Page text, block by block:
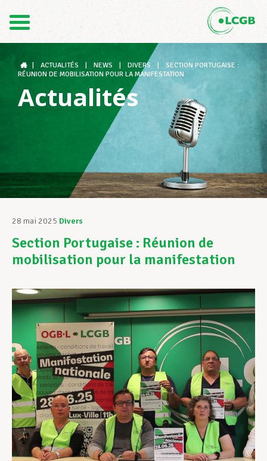
DE
Le LCGB
Structures syndicales
Assistance au Travail
Vos droits
Assistance en vie privée
Développement professionnel
Devenir Membre
Actualités
ACTUALITÉS NEWS DIVERS
SECTION PORTUGAISE :
RÉUNION DE MOBILISATION POUR LA MANIFESTATION
Actualités
28 mai 2025 Divers
Section Portugaise : Réunion de
mobilisation pour la manifestation